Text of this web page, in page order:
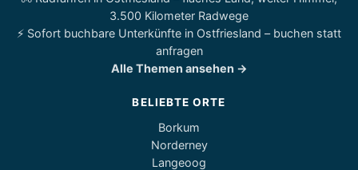
3.500 Kilometer Radwege
⚡ Sofort buchbare Unterkünfte in Ostfriesland – buchen statt
anfragen
Alle Themen ansehen →
BELIEBTE ORTE
Borkum
Norderney
Langeoog